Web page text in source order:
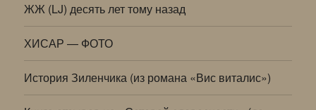
ЖЖ (LJ) десять лет тому назад
ХИСАР — ФОТО
История Зиленчика (из романа «Вис виталис»)